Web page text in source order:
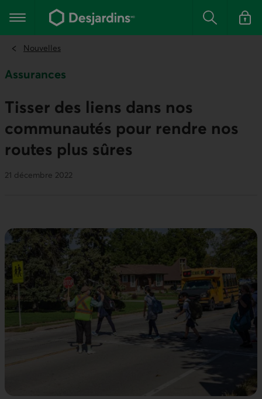
contenu
Menu principal Rechercher
Se
Nouvelles
Assurances
Tisser des liens dans nos
communautés pour rendre nos
routes plus sûres
21 décembre 2022